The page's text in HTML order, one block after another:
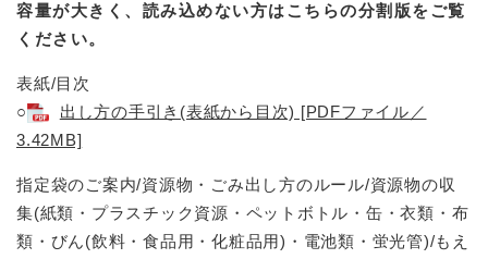
容量が大きく、読み込めない方はこちらの分割版をご覧
ください。
表紙/目次
○
出し方の手引き(表紙から目次) [PDFファイル／
3.42MB]
指定袋のご案内/資源物・ごみ出し方のルール/資源物の収
集(紙類・プラスチック資源・ペットボトル・缶・衣類・布
類・びん(飲料・食品用・化粧品用)・電池類・蛍光管)/もえ